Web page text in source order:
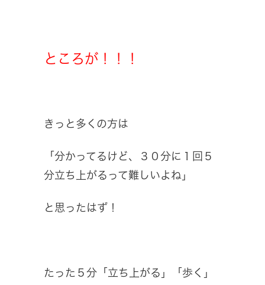
ところが！！！
きっと多くの方は
「分かってるけど、３０分に１回５
分立ち上がるって難しいよね」
と思ったはず！
たった５分「立ち上がる」「歩く」